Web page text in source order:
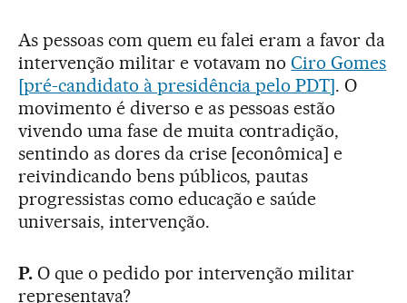
As pessoas com quem eu falei eram a favor da
intervenção militar e votavam noCiro Gomes
[pré-candidato à presidência pelo PDT]. O
movimento é diverso e as pessoas estão
vivendo uma fase de muita contradição,
sentindo as dores da crise [econômica] e
reivindicando bens públicos, pautas
progressistas como educação e saúde
universais, intervenção.
P.O que o pedido por intervenção militar
representava?